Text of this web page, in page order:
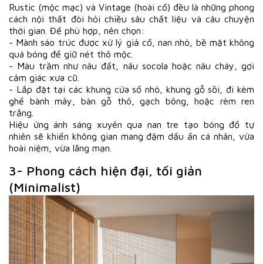
Rustic (mộc mạc) và Vintage (hoài cổ) đều là những phong
cách nội thất đòi hỏi chiều sâu chất liệu và câu chuyện
thời gian. Để phù hợp, nên chọn:
- Mành sáo trúc được xử lý giả cổ, nan nhỏ, bề mặt không
quá bóng để giữ nét thô mộc.
- Màu trầm như nâu đất, nâu socola hoặc nâu cháy, gợi
cảm giác xưa cũ.
- Lắp đặt tại các khung cửa sổ nhỏ, khung gỗ sồi, đi kèm
ghế bành mây, bàn gỗ thô, gạch bông, hoặc rèm ren
trắng.
Hiệu ứng ánh sáng xuyên qua nan tre tạo bóng đổ tự
nhiên sẽ khiến không gian mang đậm dấu ấn cá nhân, vừa
hoài niệm, vừa lãng mạn.
3- Phong cách hiện đại, tối giản
(Minimalist)